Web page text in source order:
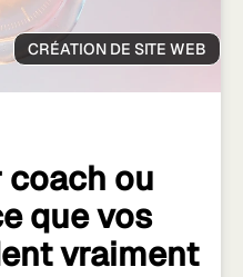
CRÉATION DE SITE WEB
ou
que vos
vraiment